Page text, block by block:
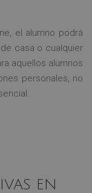
el alumno podrá
casa o cualquier
aquellos alumnos
personales, no
EN